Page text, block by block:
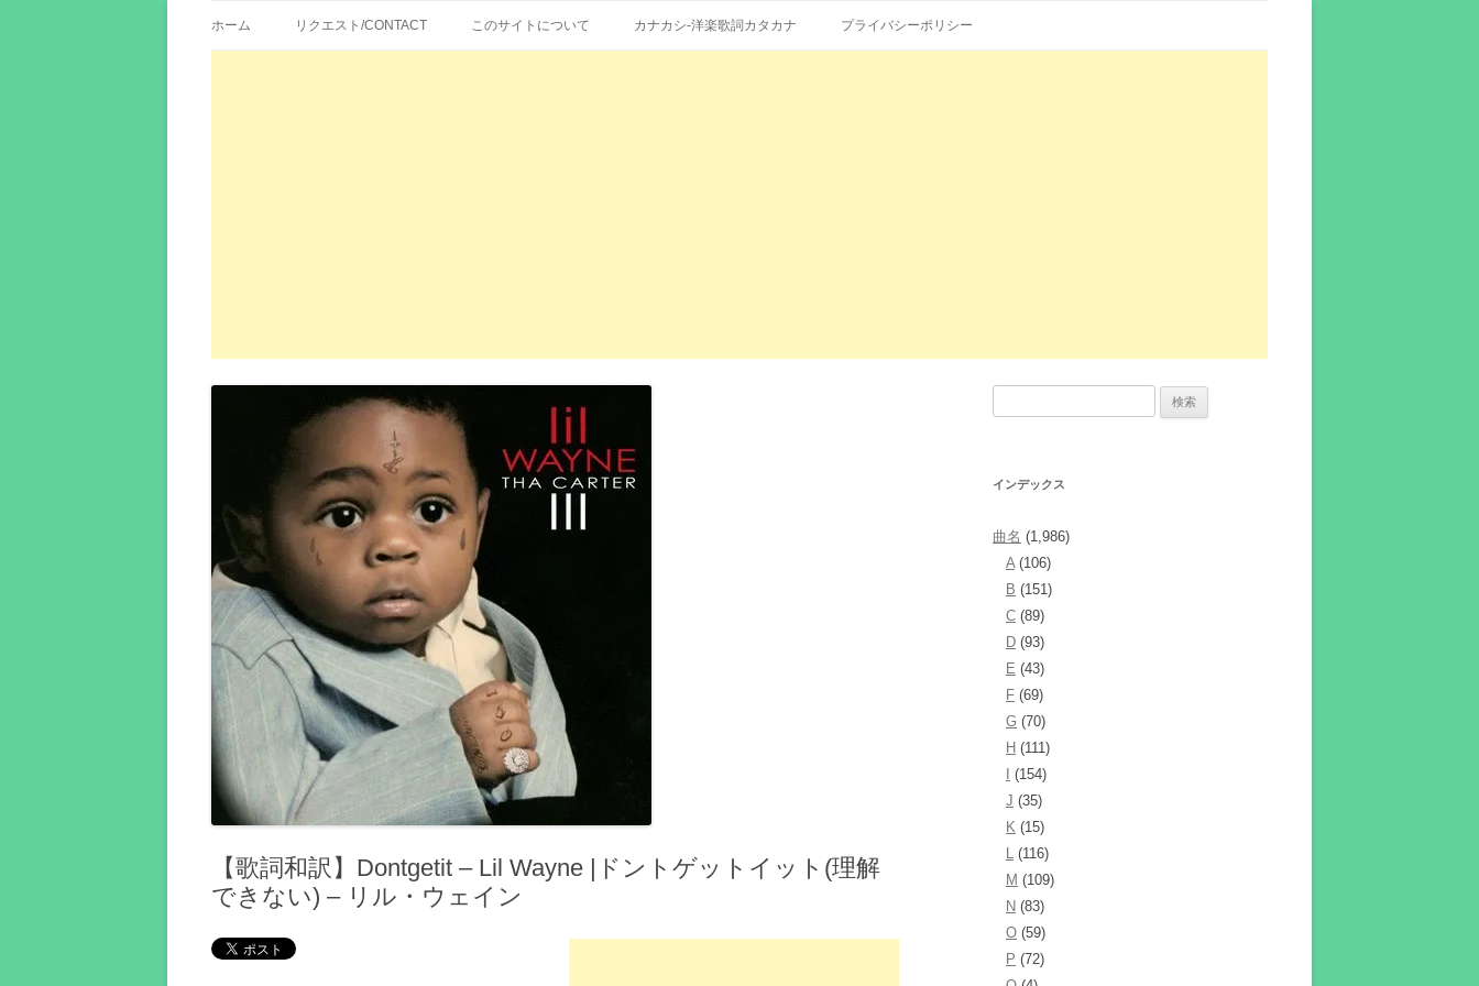
エイカシ | 洋楽歌詞の和訳、英語の意味、読み方
ン
ン
ホーム リクエスト/CONTACT このサイトについて カナカシ-洋楽歌詞カタカナ プライバシーポリシー
【歌詞和訳】Dontgetit – Lil Wayne |ドントゲットイット(理解
できない) – リル・ウェイン
インデックス
曲名 (1,986)
A(106)
B (151)
C (89)
D (93)
E (43)
F (69)
G (70)
H (111)
(154)
J (35)
K (15)
L (116)
M (109)
N (83)
O (59)
P (72)